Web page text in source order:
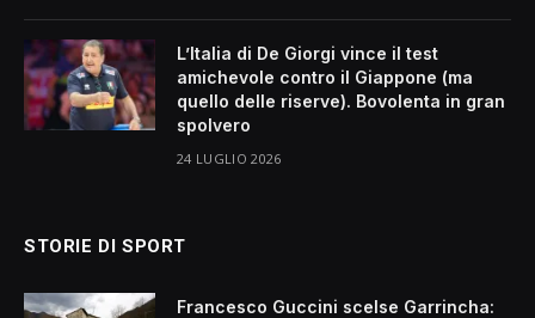
L’Italia di De Giorgi vince il test
amichevole contro il Giappone (ma
quello delle riserve). Bovolenta in gran
spolvero
24 LUGLIO 2026
STORIE DI SPORT
Francesco Guccini scelse Garrincha: